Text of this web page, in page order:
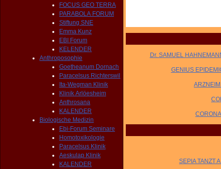
FOCUS GEO TERRA
PARABOLA FORUM
Stiftung SNE
Emma Kunz
EBI Forum
KELENDER
Anthroposophie
Goetheanum Dornach
Paracelsus Richterswil
Ita-Wegman Klinik
Klinik Arlöesheim
Anthrosana
KALENDER
Biologische Medizin
Ebi-Forum Seminare
Homotoxikologie
Paracelsus Klinik
Aeskulap Klinik
KALENDER
Dr. SAMUEL
GENIUS
SEPIA TANZT